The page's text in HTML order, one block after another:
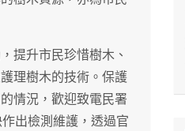
提升市民珍惜樹木、
理樹木的技術。保護
情況，歡迎致電民署
出檢測維護，透過官